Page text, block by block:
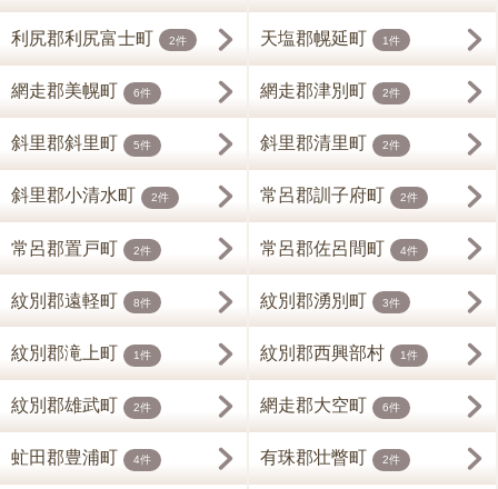
利尻郡利尻富士町 2件 天塩郡幌延町 1件
網走郡美幌町 6件 網走郡津別町 2件
斜里郡斜里町 5件 斜里郡清里町 2件
斜里郡小清水町 2件 常呂郡訓子府町 2件
常呂郡置戸町 2件 常呂郡佐呂間町 4件
紋別郡遠軽町 8件 紋別郡湧別町 3件
紋別郡滝上町 1件 紋別郡西興部村 1件
紋別郡雄武町 2件 網走郡大空町 6件
虻田郡豊浦町 4件 有珠郡壮瞥町 2件